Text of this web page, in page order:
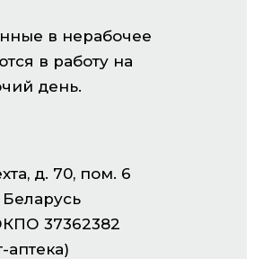
в нерабочее
в работу на
день.
д. 70, пом. 6
37362382
аптека)